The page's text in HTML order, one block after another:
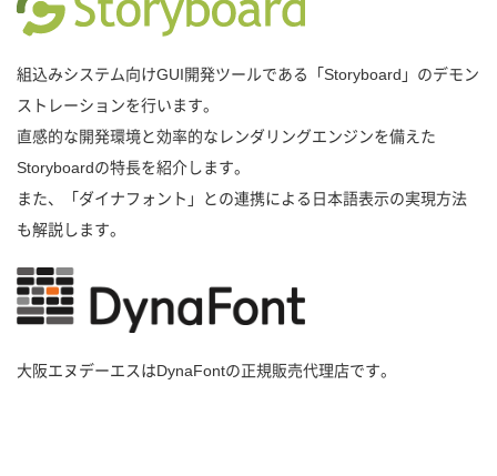
組込みシステム向けGUI開発ツールである「Storyboard」のデモン
ストレーションを行います。
直感的な開発環境と効率的なレンダリングエンジンを備えた
Storyboardの特長を紹介します。
また、「ダイナフォント」との連携による日本語表示の実現方法
も解説します。
大阪エヌデーエスはDynaFontの正規販売代理店です。